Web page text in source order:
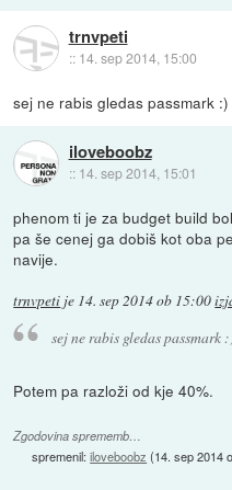
trnvpeti
:: 14. sep 2014, 15:00
sej ne rabis gledas passmark :)
iloveboobz
:: 14. sep 2014, 15:01
phenom ti je za budget build
pa še cenej ga dobiš kot oba
navije.
trnvpeti je 14. sep 2014 ob 15:00
sej ne rabis gledas passmark
Potem pa razloži od kje 40%.
Zgodovina sprememb…
spremenil:iloveboobz (14. sep 2014